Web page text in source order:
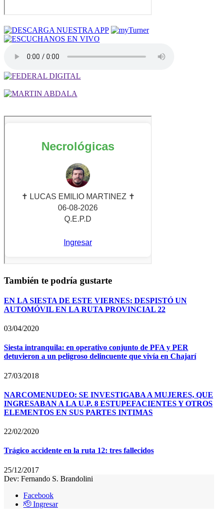
También te podría gustarte
EN LA SIESTA DE ESTE VIERNES: DESPISTÓ UN
AUTOMÓVIL EN LA RUTA PROVINCIAL 22
03/04/2020
Siesta intranquila: en operativo conjunto de PFA y PER
detuvieron a un peligroso delincuente que vivía en Chajarí
27/03/2018
NARCOMENUDEO: SE INVESTIGABA A MUJERES, QUE
INGRESABAN A LA U.P. 8 ESTUPEFACIENTES Y OTROS
ELEMENTOS EN SUS PARTES INTIMAS
22/02/2020
Trágico accidente en la ruta 12: tres fallecidos
25/12/2017
Dev: Fernando S. Brandolini
Facebook
🫡 Ingresar